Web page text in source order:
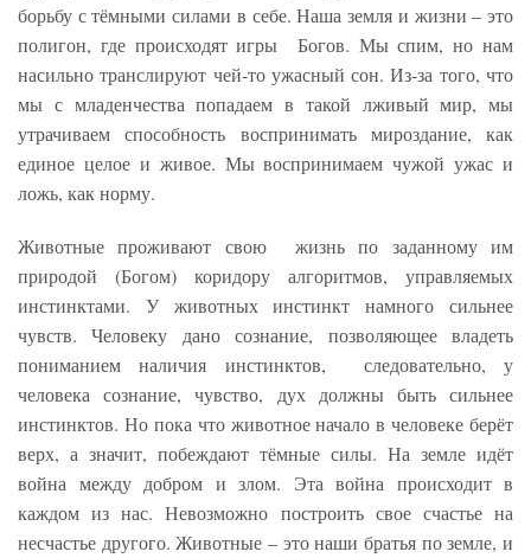
борьбу с тёмными силами в себе. Наша земля и жизни – это
полигон, где происходят игры Богов. Мы спим, но нам
насильно транслируют чей-то ужасный сон. Из-за того, что
мы с младенчества попадаем в такой лживый мир, мы
утрачиваем способность воспринимать мироздание, как
единое целое и живое. Мы воспринимаем чужой ужас и
ложь, как норму.
Животные проживают свою жизнь по заданному им
природой (Богом) коридору алгоритмов, управляемых
инстинктами. У животных инстинкт намного сильнее
чувств. Человеку дано сознание, позволяющее владеть
пониманием наличия инстинктов, следовательно, у
человека сознание, чувство, дух должны быть сильнее
инстинктов. Но пока что животное начало в человеке берёт
верх, а значит, побеждают тёмные силы. На земле идёт
война между добром и злом. Эта война происходит в
каждом из нас. Невозможно построить свое счастье на
несчастье другого. Животные – это наши братья по земле, и